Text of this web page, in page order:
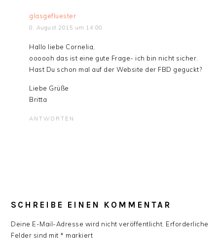
glasgefluester
8. August 2015 um 14:00
Hallo liebe Cornelia,
oooooh das ist eine gute Frage- ich bin nicht sicher.
Hast Du schon mal auf der Website der FBD geguckt?
Liebe Grüße
Britta
ANTWORTEN
SCHREIBE EINEN KOMMENTAR
Deine E-Mail-Adresse wird nicht veröffentlicht. Erforderliche
Felder sind mit * markiert